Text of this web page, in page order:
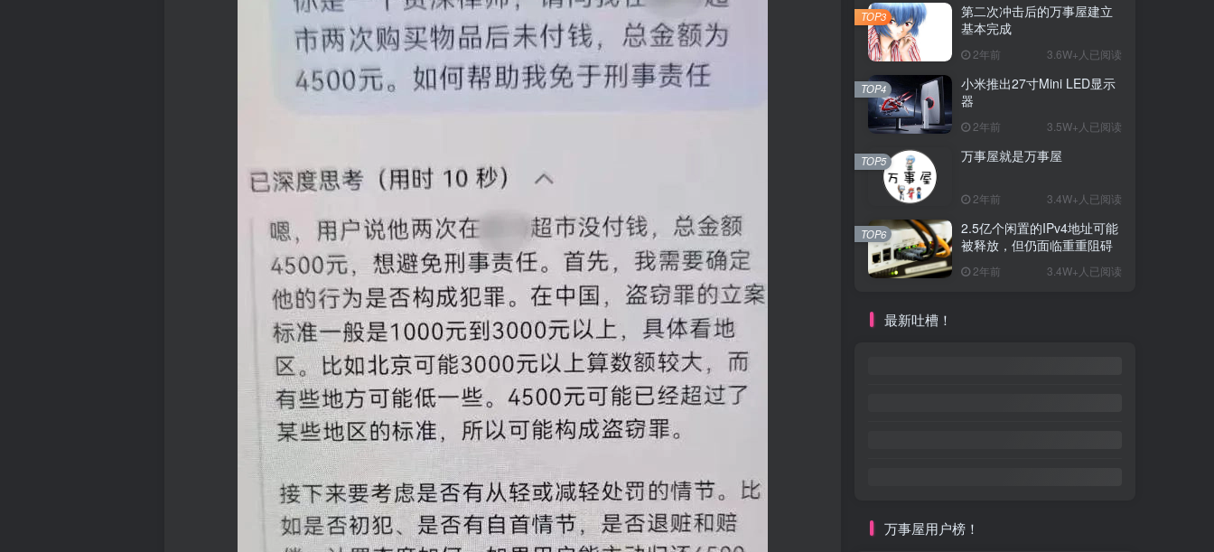
第二次冲击后的万事屋建立
基本完成
2年前 3.6W+人已阅读
TOP3
小米推出27寸Mini LED显示
器
2年前 3.5W+人已阅读
TOP4
万事屋就是万事屋
2年前 3.4W+人已阅读
TOP5
2.5亿个闲置的IPv4地址可能
被释放，但仍面临重重阻碍
2年前 3.4W+人已阅读
TOP6
最新吐槽！
万事屋用户榜！